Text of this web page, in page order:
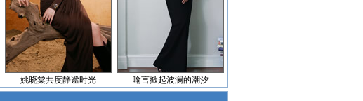
姚晓棠共度静谧时光 喻言掀起波澜的潮汐